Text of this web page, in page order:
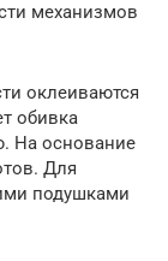
механизмов
оклеиваются
обивка
На основание
Для
подушками